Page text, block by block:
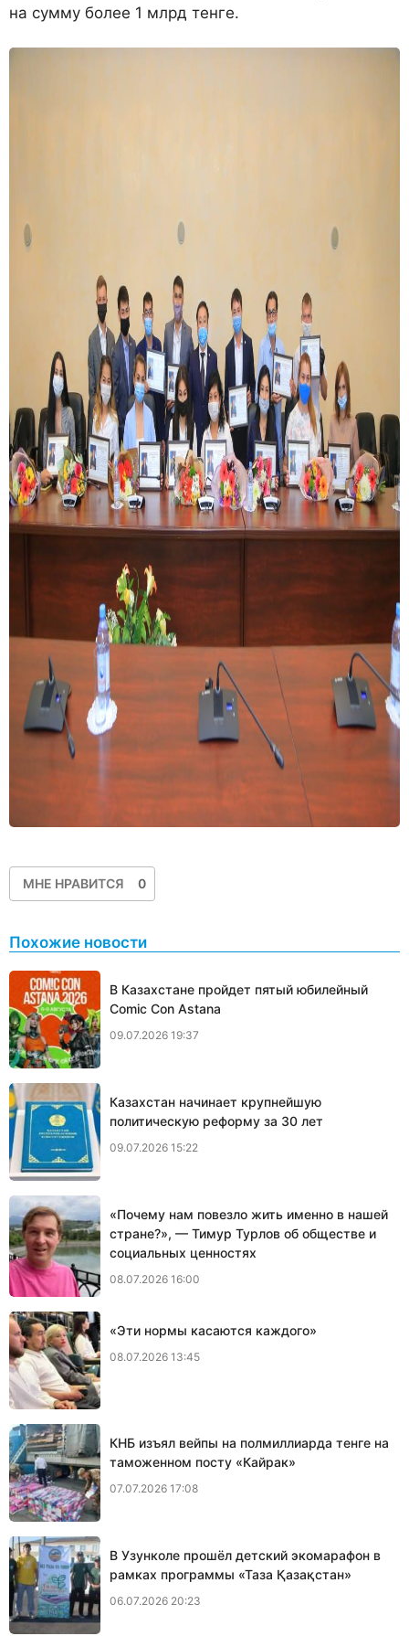
на сумму более 1 млрд тенге.
МНЕ НРАВИТСЯ 0
Похожие новости
В Казахстане пройдет пятый юбилейный
Comic Con Astana
09.07.2026 19:37
Казахстан начинает крупнейшую
политическую реформу за 30 лет
09.07.2026 15:22
«Почему нам повезло жить именно в нашей
стране?», — Тимур Турлов об обществе и
социальных ценностях
08.07.2026 16:00
«Эти нормы касаются каждого»
08.07.2026 13:45
КНБ изъял вейпы на полмиллиарда тенге на
таможенном посту «Кайрак»
07.07.2026 17:08
В Узунколе прошёл детский экомарафон в
рамках программы «Таза Қазақстан»
06.07.2026 20:23